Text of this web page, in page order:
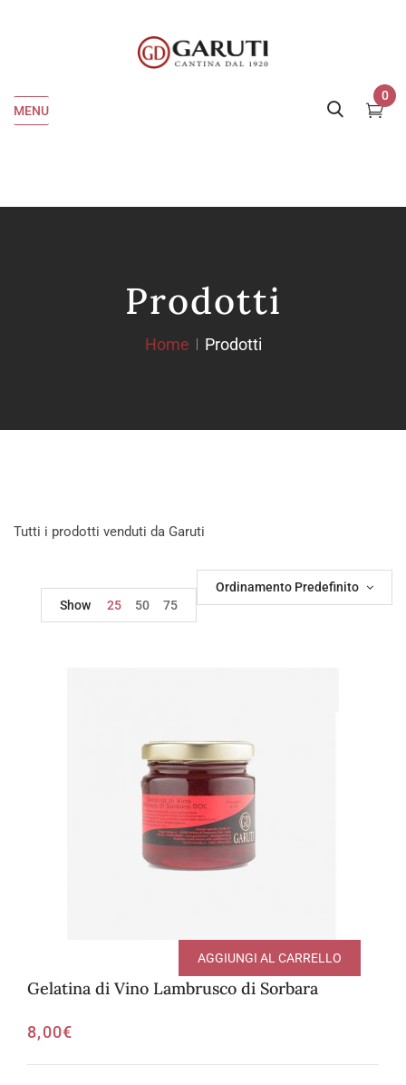
MENU
0
Prodotti
Home Prodotti
Tutti i prodotti venduti da Garuti
Ordinamento Predefinito
Show
25 50 75
Gelatina di Vino Lambrusco di Sorbara
8,00€
AGGIUNGI AL CARRELLO